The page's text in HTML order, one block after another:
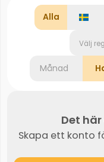
Alla
Välj
Månad
Det
Skapa ett konto